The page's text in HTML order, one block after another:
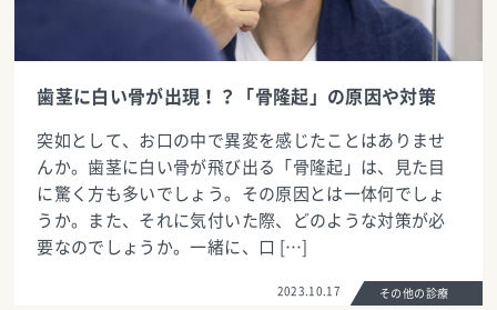
歯茎に白い骨が出現！？「骨隆起」の原因や対策
突如として、お口の中で異変を感じたことはありませ
んか。歯茎に白い骨が飛び出る「骨隆起」は、見た目
に驚く方も多いでしょう。その原因とは一体何でしょ
うか。また、それに気付いた際、どのような対策が必
要なのでしょうか。一緒に、口 […]
2023.10.17 その他の診療